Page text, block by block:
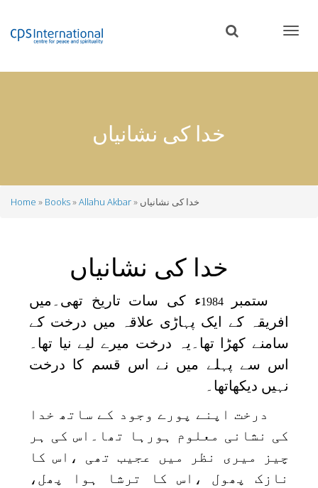
content
خدا کی نشانیاں
Home Books Allahu Akbar خدا کی نشانیاں
خدا کی نشانیاں
ستمبر1984ء کی سات تاریخ تھی۔میں
افریقہ کے ایک پہاڑی علاقہ میں درخت کے
سامنے کھڑا تھا۔یہ درخت میرے لیے نیا تھا۔
اس سے پہلے میں نے اس قسم کا درخت
نہیں دیکھاتھا۔
درخت اپنے پورے وجود کے ساتھ خدا
کی نشانی معلوم ہورہا تھا۔اس کی ہر
چیز میری نظر میں عجیب تھی ،اس کا
نازک پھول ،اس کا ترشا ہوا پھل،